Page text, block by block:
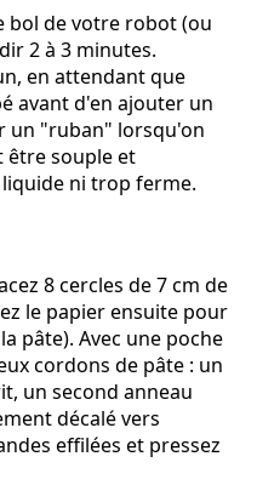
bol de votre robot (ou
2 à 3 minutes.
en attendant que
avant d'en ajouter un
un "ruban" lorsqu'on
être souple et
ni trop ferme.
8 cercles de 7 cm de
le papier ensuite pour
pâte). Avec une poche
cordons de pâte : un
un second anneau
décalé vers
effilées et pressez